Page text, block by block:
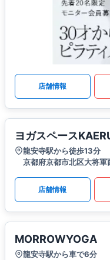
店舗情報
ヨガスペース
龍安寺駅から徒歩13分
京都府京都市北区大将
店舗情報
MORROWYOGA
龍安寺駅から車で6分